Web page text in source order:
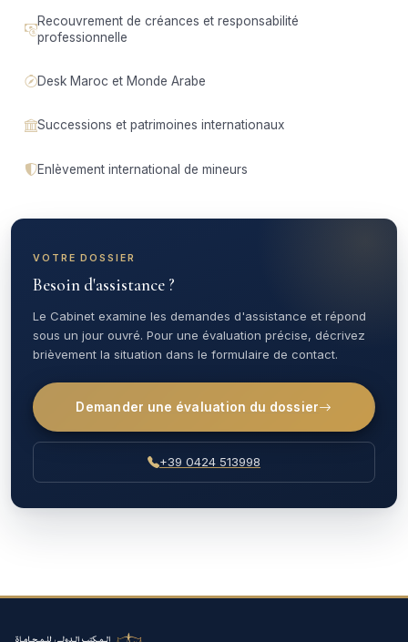
Recouvrement de créances et responsabilité
professionnelle
Desk Maroc et Monde Arabe
Successions et patrimoines internationaux
Enlèvement international de mineurs
VOTRE DOSSIER
Besoin d'assistance ?
Le Cabinet examine les demandes d'assistance et répond
sous un jour ouvré. Pour une évaluation précise, décrivez
brièvement la situation dans le formulaire de contact.
Demander une évaluation du dossier
+39 0424 513998